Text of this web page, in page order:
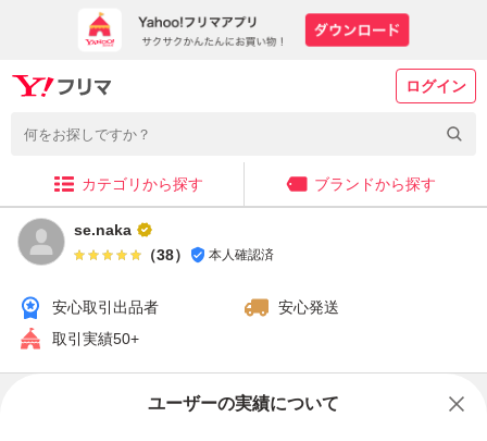
ログイン
カテゴリから探す ブランドから探す
se.naka
（38） 本人確認済
安心取引出品者
安心発送
取引実績50+
ユーザーの実績について